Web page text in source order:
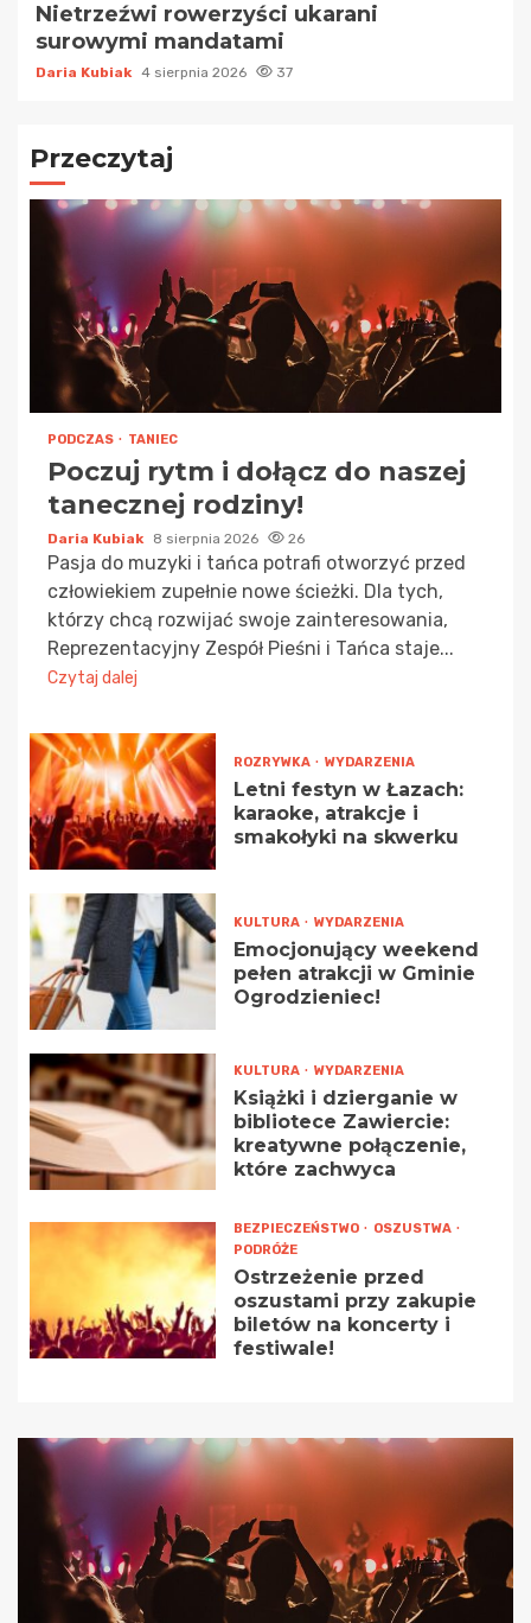
Nietrzeźwi rowerzyści ukarani
surowymi mandatami
Daria Kubiak 4 sierpnia 2026 37
Przeczytaj
PODCZAS TANIEC
Poczuj rytm i dołącz do naszej
tanecznej rodziny!
Daria Kubiak 8 sierpnia 2026 26
Pasja do muzyki i tańca potrafi otworzyć przed
człowiekiem zupełnie nowe ścieżki. Dla tych,
którzy chcą rozwijać swoje zainteresowania,
Reprezentacyjny Zespół Pieśni i Tańca staje...
Czytaj dalej
ROZRYWKA WYDARZENIA
Letni festyn w Łazach:
karaoke, atrakcje i
smakołyki na skwerku
KULTURA WYDARZENIA
Emocjonujący weekend
pełen atrakcji w Gminie
Ogrodzieniec!
KULTURA WYDARZENIA
Książki i dzierganie w
bibliotece Zawiercie:
kreatywne połączenie,
które zachwyca
BEZPIECZEŃSTWO
OSZUSTWA
PODRÓŻE
Ostrzeżenie przed
oszustami przy zakupie
biletów na koncerty i
festiwale!